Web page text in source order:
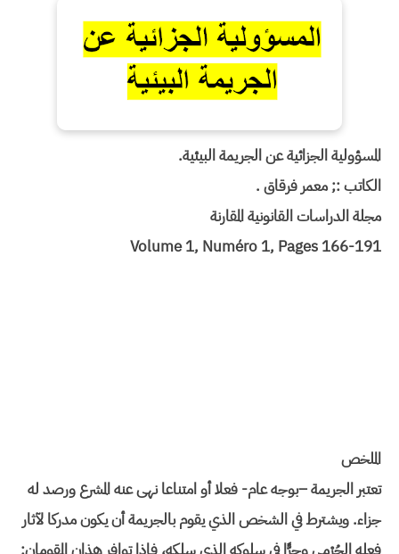
المسؤولية الجزائية عن الجريمة البيئية.
الكاتب :; معمر فرقاق .
مجلة الدراسات القانونية المقارنة
Volume 1, Numéro 1, Pages 166-191
الملخص
تعتبر الجريمة –بوجه عام- فعلا أو امتناعا نهى عنه المشرع ورصد له
جزاء. ويشترط في الشخص الذي يقوم بالجريمة أن يكون مدركا لآثار